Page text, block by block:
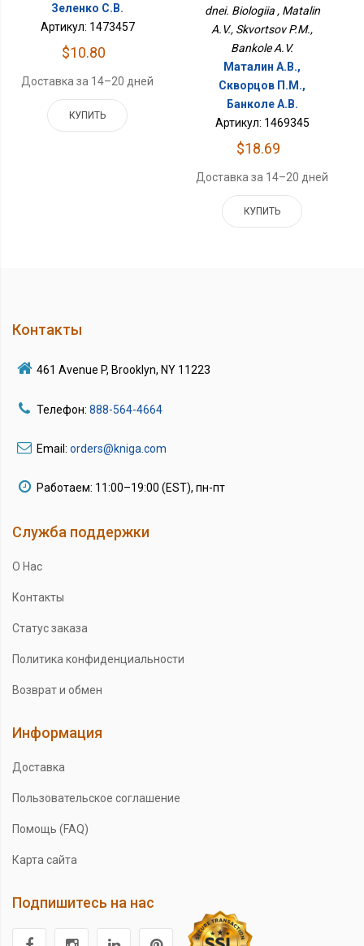
Зеленко С.В.
Артикул: 1473457
$10.80
Доставка за 14–20 дней
КУПИТЬ
dnei. Biologiia , Matalin
A.V., Skvortsov P.M.,
Bankole A.V.
Маталин А.В.,
Скворцов П.М.,
Банколе А.В.
Артикул: 1469345
$18.69
Доставка за 14–20 дней
КУПИТЬ
Контакты
461 Avenue P, Brooklyn, NY 11223
Телефон: 888-564-4664
Email: orders@kniga.com
Работаем: 11:00–19:00 (EST), пн-пт
Служба поддержки
О Нас
Контакты
Статус заказа
Политика конфиденциальности
Возврат и обмен
Информация
Доставка
Пользовательское соглашение
Помощь (FAQ)
Карта сайта
Подпишитесь на нас